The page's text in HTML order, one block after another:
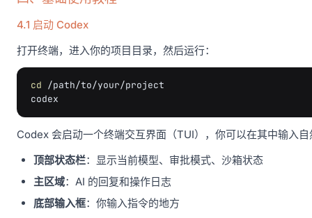
4.1 启动 Codex
打开终端，进入你的项目目录，然后运行：
cd /path/to/your/project
Codex 会启动一个终端交互界面（TUI），你可以在其中输入
顶部状态栏：显示当前模型、审批模式、沙箱状态
主区域：AI 的回复和操作日志
底部输入框：你输入指令的地方